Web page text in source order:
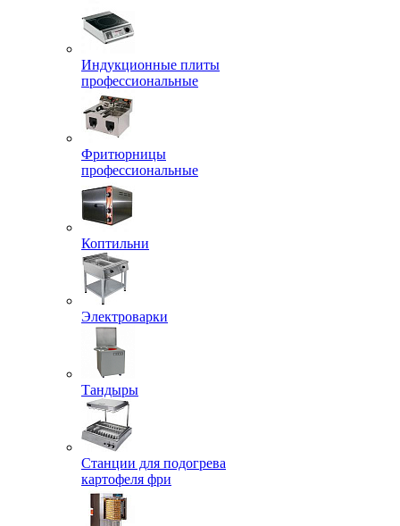
Индукционные плиты
профессиональные
Фритюрницы
профессиональные
Коптильни
Электроварки
Тандыры
Станции для подогрева
картофеля фри